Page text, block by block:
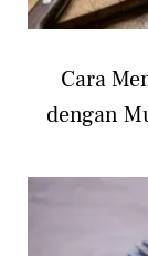
Cara
dengan